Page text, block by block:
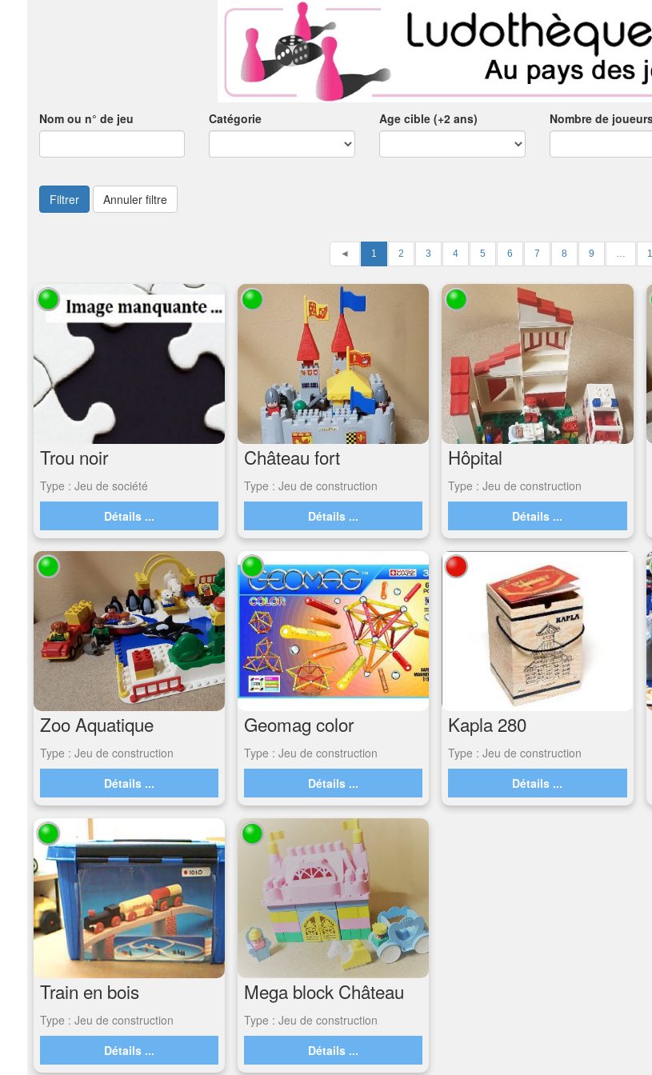
Nom ou n° de jeu Catégorie Age cible (+2 ans) Nombre de
Filtrer Annuler filtre
◄ 1 2 3 4 5 6 7 8 9
Trou noir
Type : Jeu de société
Détails ...
Château fort
Type : Jeu de construction
Détails ...
Hôpital
Type : Jeu de construction
Détails ...
Zoo Aquatique
Type : Jeu de construction
Détails ...
Geomag color
Type : Jeu de construction
Détails ...
Kapla 280
Type : Jeu de construction
Détails ...
Train en bois
Type : Jeu de construction
Détails ...
Mega block Château
Type : Jeu de construction
Détails ...